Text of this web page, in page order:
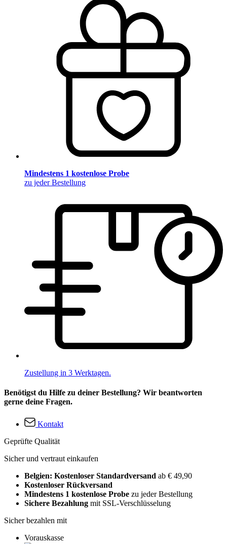
Mindestens 1 kostenlose Probe
zu jeder Bestellung
Zustellung in 3 Werktagen.
Benötigst du Hilfe zu deiner Bestellung? Wir beantworten
gerne deine Fragen.
Kontakt
Geprüfte Qualität
Sicher und vertraut einkaufen
Belgien: Kostenloser Standardversand ab € 49,90
Kostenloser Rückversand
Mindestens 1 kostenlose Probe zu jeder Bestellung
Sichere Bezahlung mit SSL-Verschlüsselung
Sicher bezahlen mit
Vorauskasse